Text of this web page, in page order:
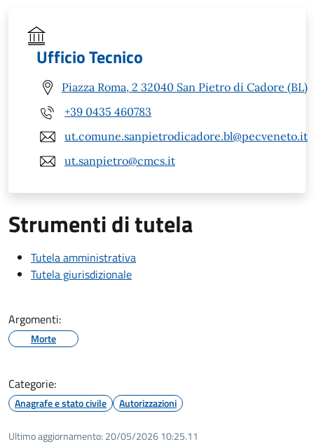
Ufficio Tecnico
Piazza Roma, 2 32040 San Pietro di Cadore (BL)
+39 0435 460783
ut.comune.sanpietrodicadore.bl@pecveneto.it
ut.sanpietro@cmcs.it
Strumenti di tutela
Tutela amministrativa
Tutela giurisdizionale
Argomenti:
Morte
Categorie:
Anagrafe e stato civile Autorizzazioni
Ultimo aggiornamento: 20/05/2026 10:25.11